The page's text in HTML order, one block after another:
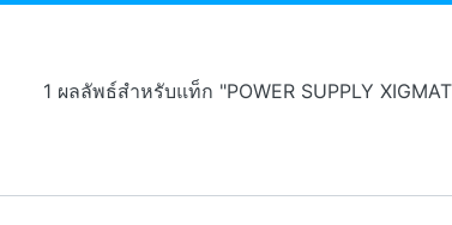
1 ผลลัพธ์สำหรับแท็ก "POWER SUPPLY